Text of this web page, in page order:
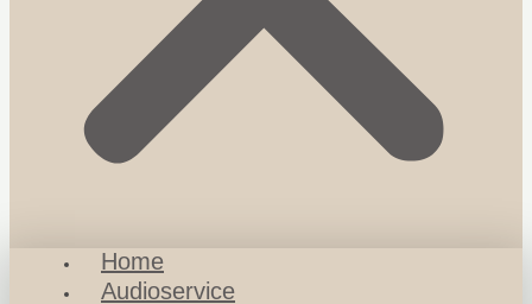
Home
Audioservice